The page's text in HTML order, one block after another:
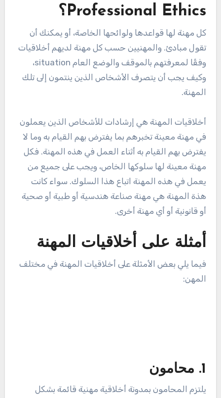
Professional Ethics؟
كل مهنة لها قواعدها ولوائحها الخاصة، أو يمكنك أن
تقول مبادئ. والمهنيين حسب كل مهنة لديهم أخلاقيات
وفقًا لمعرفتهم بالموقف والوضع العام situation،
وكيف يجب أن يتصرف الأشخاص الذين ينتمون إلى تلك
المهنة.
أخلاقيات المهنة هي إرشادات للأشخاص الذين يعملون
في مهنة معينة تخبرهم بما يفترض بهم القيام به وما لا
يفترض بهم القيام به أثناء العمل في هذه المهنة. فكل
مهنة معينة لها سلوكها الخاص، ويجب على جميع من
يعمل في هذه المهنة اتباع هذا السلوك. سواء كانت
هذة المهنة هي مهنة صناعة هندسية أو طبية أو صحية
أو قانونية أو أي مهنة أخرى.
أمثلة على أخلاقيات المهنة
فيما يلي بعض الأمثلة على أخلاقيات المهنة في مختلف
المهن:
1. محامون
يلتزم المحامون بمدونة أخلاقية مهنية قائمة بشكل